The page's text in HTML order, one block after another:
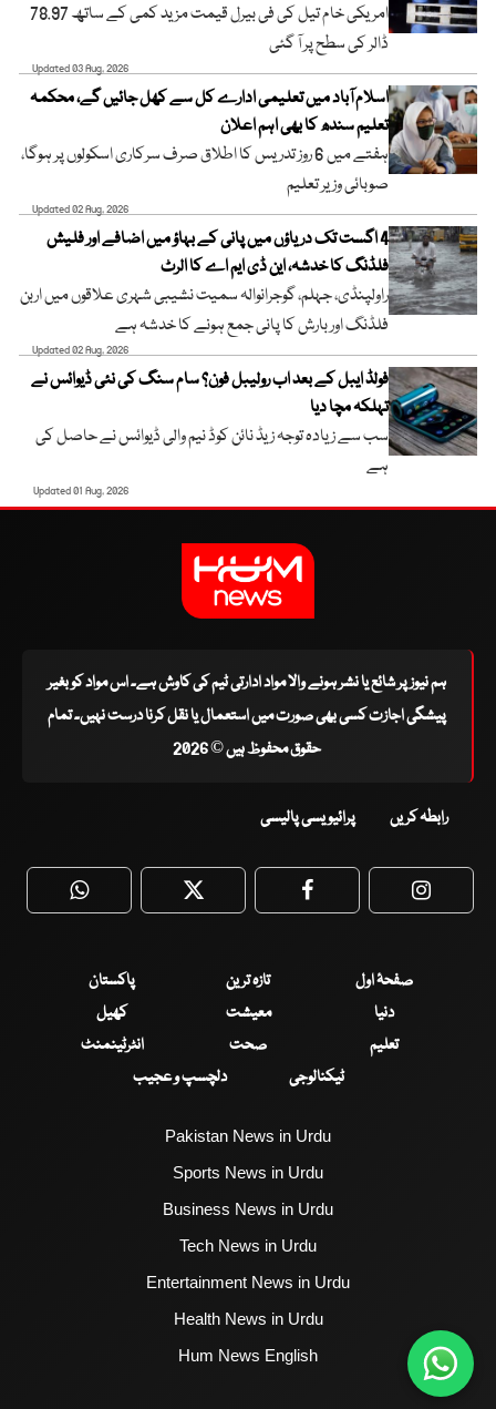
امریکی خام تیل کی فی بیرل قیمت مزید کمی کے ساتھ 78.97
ڈالر کی سطح پر آ گئی
Updated 03 Aug, 2026
اسلام آباد میں تعلیمی ادارے کل سے کھل جائیں گے، محکمہ
تعلیم سندھ کا بھی اہم اعلان
ہفتے میں 6 روز تدریس کا اطلاق صرف سرکاری اسکولوں پر ہوگا،
صوبائی وزیر تعلیم
Updated 02 Aug, 2026
4 اگست تک دریاؤں میں پانی کے بہاؤ میں اضافے اور فلیش
فلڈنگ کا خدشہ، این ڈی ایم اے کا الرٹ
راولپنڈی، جہلم، گوجرانوالہ سمیت نشیبی شہری علاقوں میں اربن
فلڈنگ اور بارش کا پانی جمع ہونے کا خدشہ ہے
Updated 02 Aug, 2026
فولڈ ایبل کے بعد اب رولیبل فون؟ سام سنگ کی نئی ڈیوائس نے
تہلکہ مچا دیا
سب سے زیادہ توجہ زیڈ نائن کوڈ نیم والی ڈیوائس نے حاصل کی
ہے
Updated 01 Aug, 2026
ہم نیوز پر شائع یا نشر ہونے والا مواد ادارتی ٹیم کی کاوش ہے۔ اس مواد کو بغیر
پیشگی اجازت کسی بھی صورت میں استعمال یا نقل کرنا درست نہیں۔ تمام
حقوق محفوظ ہیں © 2026
رابطہ کریں پرائیویسی پالیسی
WhatsApp Twitter Facebook
صفحۂ اول تازہ ترین
پاکستان
دنیا
معیشت
کھیل
تعلیم
صحت
انٹرٹینمنٹ
ٹیکنالوجی
دلچسپ و عجیب
Pakistan News in Urdu
Sports News in Urdu
Business News in Urdu
Tech News in Urdu
Entertainment News in Urdu
Health News in Urdu
Hum News English